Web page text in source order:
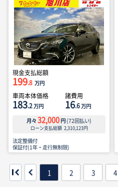
現金支払総額
199.8 万円
車両本体価格
183.2万円
諸費用
16.6万円
月々 32,000 円 (72回払い)
ローン支払総額 2,310,123円
法定整備付
保証付(1年・走行無制限)
1 2 3 4